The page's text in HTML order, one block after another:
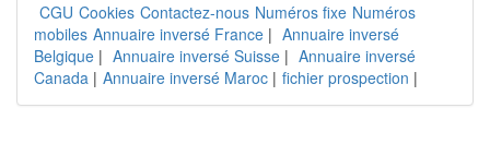
CGU Cookies Contactez-nous Numéros fixe Numéros
mobiles Annuaire inversé France | Annuaire inversé
Belgique | Annuaire inversé Suisse | Annuaire inversé
Canada | Annuaire inversé Maroc | fichier prospection |